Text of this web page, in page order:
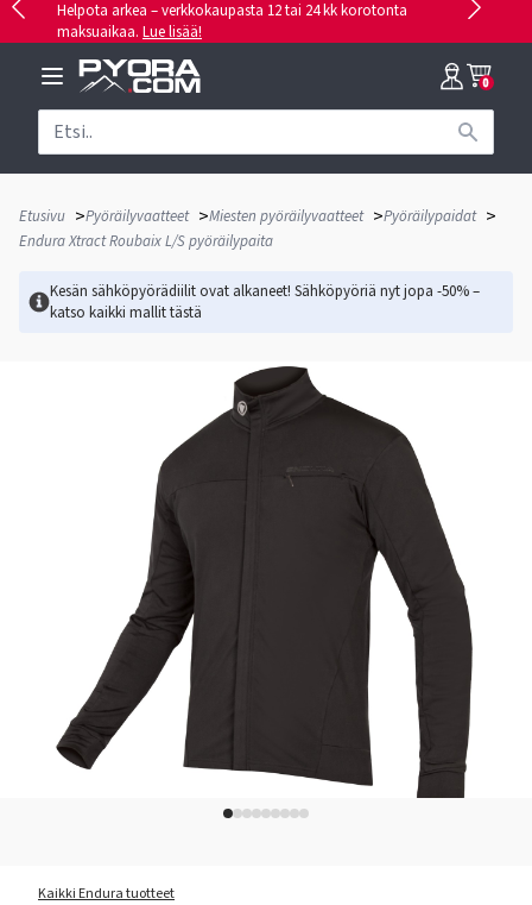
Helpota arkea – verkkokaupasta 12 tai 24 kk korotonta
maksuaikaa. Lue lisää!
0
Etusivu >Pyöräilyvaatteet >Miesten pyöräilyvaatteet >Pyöräilypaidat >
Endura Xtract Roubaix L/S pyöräilypaita
Kesän sähköpyörädiilit ovat alkaneet! Sähköpyöriä nyt jopa -50% –
katso kaikki mallittästä
Kaikki Endura tuotteet